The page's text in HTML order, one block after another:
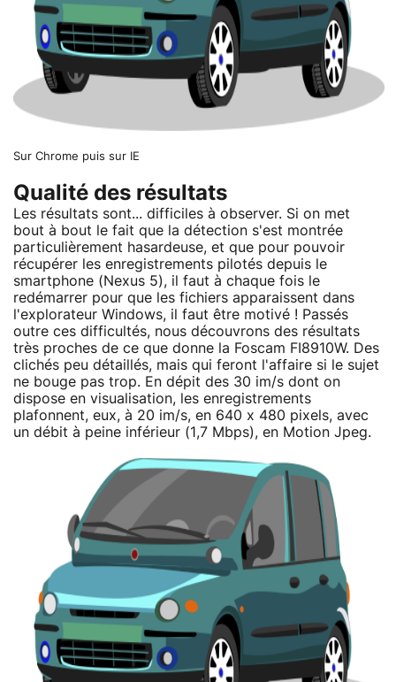
Sur Chrome puis sur IE
Qualité des résultats
Les résultats sont... difficiles à observer. Si on met
bout à bout le fait que la détection s'est montrée
particulièrement hasardeuse, et que pour pouvoir
récupérer les enregistrements pilotés depuis le
smartphone (Nexus 5), il faut à chaque fois le
redémarrer pour que les fichiers apparaissent dans
l'explorateur Windows, il faut être motivé ! Passés
outre ces difficultés, nous découvrons des résultats
très proches de ce que donne la Foscam FI8910W. Des
clichés peu détaillés, mais qui feront l'affaire si le sujet
ne bouge pas trop. En dépit des 30 im/s dont on
dispose en visualisation, les enregistrements
plafonnent, eux, à 20 im/s, en 640 x 480 pixels, avec
un débit à peine inférieur (1,7 Mbps), en Motion Jpeg.